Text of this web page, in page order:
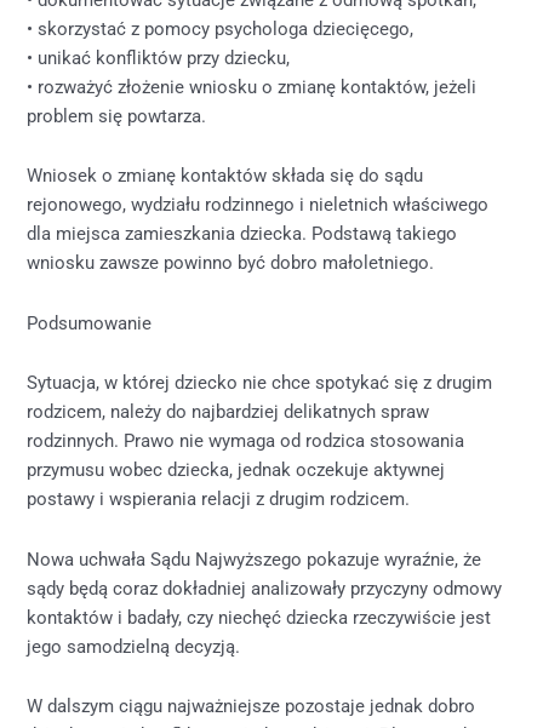
• skorzystać z pomocy psychologa dziecięcego,
• unikać konfliktów przy dziecku,
• rozważyć złożenie wniosku o zmianę kontaktów, jeżeli
problem się powtarza.
Wniosek o zmianę kontaktów składa się do sądu
rejonowego, wydziału rodzinnego i nieletnich właściwego
dla miejsca zamieszkania dziecka. Podstawą takiego
wniosku zawsze powinno być dobro małoletniego.
Podsumowanie
Sytuacja, w której dziecko nie chce spotykać się z drugim
rodzicem, należy do najbardziej delikatnych spraw
rodzinnych. Prawo nie wymaga od rodzica stosowania
przymusu wobec dziecka, jednak oczekuje aktywnej
postawy i wspierania relacji z drugim rodzicem.
Nowa uchwała Sądu Najwyższego pokazuje wyraźnie, że
sądy będą coraz dokładniej analizowały przyczyny odmowy
kontaktów i badały, czy niechęć dziecka rzeczywiście jest
jego samodzielną decyzją.
W dalszym ciągu najważniejsze pozostaje jednak dobro